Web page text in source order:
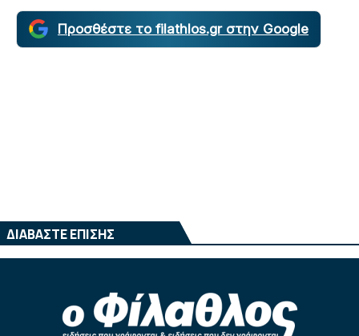
Προσθέστε το filathlos.gr στην Google
ΔΙΑΒΑΣΤΕ ΕΠΙΣΗΣ